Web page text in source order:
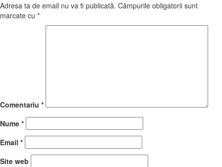
Adresa ta de email nu va fi publicată. Câmpurile obligatorii sunt
marcate cu *
Comentariu *
Nume *
Email *
Site web